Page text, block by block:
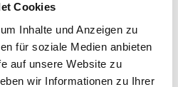
Cookies
Inhalte und Anzeigen zu
für soziale Medien anbieten
auf unsere Website zu
wir Informationen zu Ihrer